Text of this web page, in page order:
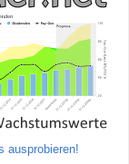
ausprobieren!